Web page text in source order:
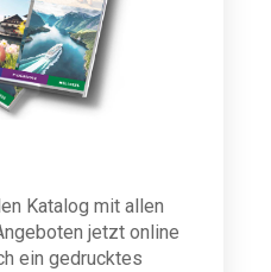
Katalog mit allen
jetzt online
ein gedrucktes